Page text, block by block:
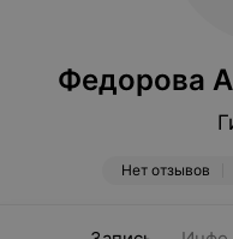
Федорова
Нет отзывов